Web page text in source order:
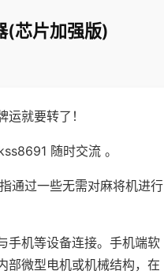
(芯片加强版)
就要转了！
随时交流 。
通过一些无需对麻将机进行
手机等设备连接。手机端软
部微型电机或机械结构，在